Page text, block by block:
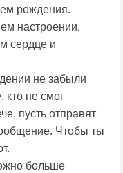
рождения.
настроении,
сердце и
не забыли
не смог
пусть отправят
Чтобы ты
больше